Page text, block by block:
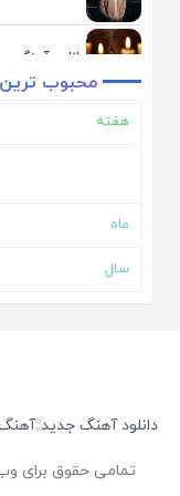
دانلود آهنگ
دانلود آهنگ
دانلود
محبوب ترین
هفته
ماه
سال
دانلود آهنگ جدید
تمامی حقوق برای